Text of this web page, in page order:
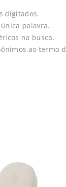
digitados.
palavra.
na busca.
ao termo